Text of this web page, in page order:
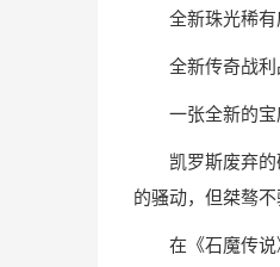
全新珠光稀
全新传奇战利
一张全新的
凯罗斯废弃
的骚动，但桀骜
在《石魔传